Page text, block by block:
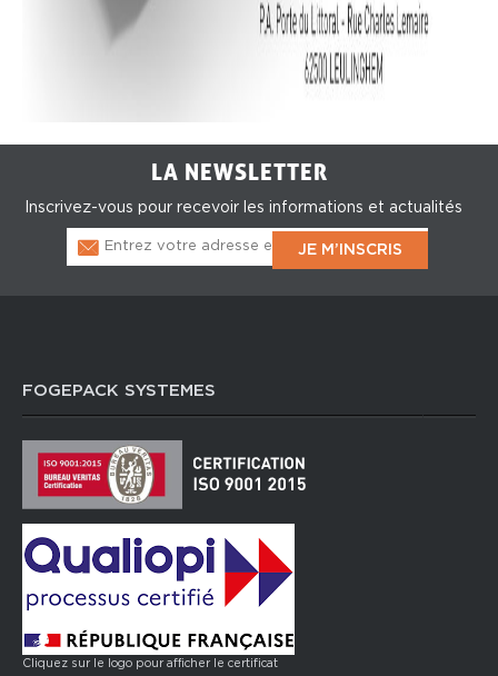
LA NEWSLETTER
Inscrivez-vous pour recevoir les informations et actualités
FOGEPACK SYSTEMES
Cliquez sur le logo pour afficher le certificat